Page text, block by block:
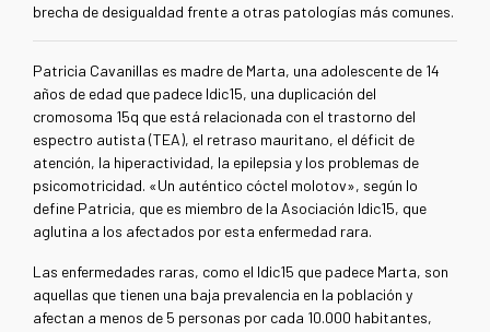
brecha de desigualdad frente a otras patologías más comunes.
Patricia Cavanillas es madre de Marta, una adolescente de 14
años de edad que padece Idic15, una duplicación del
cromosoma 15q que está relacionada con el trastorno del
espectro autista (TEA), el retraso mauritano, el déficit de
atención, la hiperactividad, la epilepsia y los problemas de
psicomotricidad. «Un auténtico cóctel molotov», según lo
define Patricia, que es miembro de la Asociación Idic15, que
aglutina a los afectados por esta enfermedad rara.
Las enfermedades raras, como el Idic15 que padece Marta, son
aquellas que tienen una baja prevalencia en la población y
afectan a menos de 5 personas por cada 10.000 habitantes,